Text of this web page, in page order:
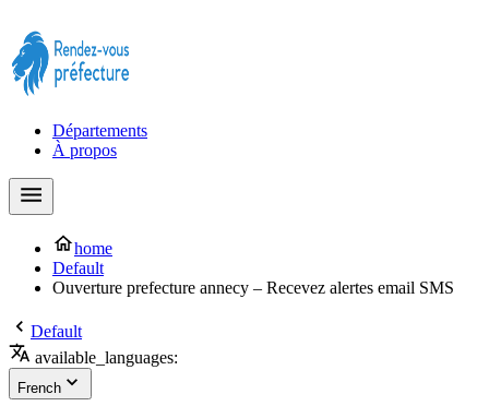
Départements
À propos
home
Default
Ouverture prefecture annecy – Recevez alertes email SMS
Default
available_languages:
French